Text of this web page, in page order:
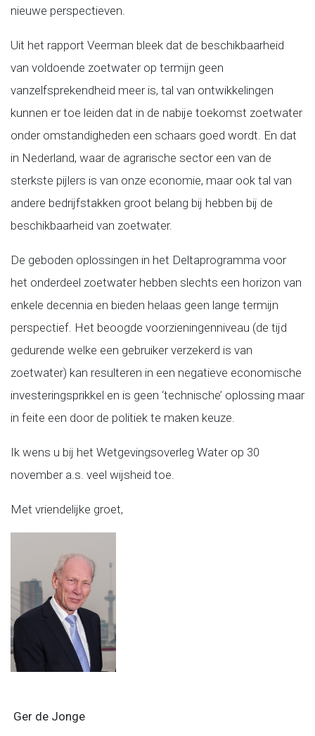
nieuwe perspectieven.
Uit het rapport Veerman bleek dat de beschikbaarheid
van voldoende zoetwater op termijn geen
vanzelfsprekendheid meer is, tal van ontwikkelingen
kunnen er toe leiden dat in de nabije toekomst zoetwater
onder omstandigheden een schaars goed wordt. En dat
in Nederland, waar de agrarische sector een van de
sterkste pijlers is van onze economie, maar ook tal van
andere bedrijfstakken groot belang bij hebben bij de
beschikbaarheid van zoetwater.
De geboden oplossingen in het Deltaprogramma voor
het onderdeel zoetwater hebben slechts een horizon van
enkele decennia en bieden helaas geen lange termijn
perspectief. Het beoogde voorzieningenniveau (de tijd
gedurende welke een gebruiker verzekerd is van
zoetwater) kan resulteren in een negatieve economische
investeringsprikkel en is geen ‘technische’ oplossing maar
in feite een door de politiek te maken keuze.
Ik wens u bij het Wetgevingsoverleg Water op 30
november a.s. veel wijsheid toe.
Met vriendelijke groet,
Ger de Jonge